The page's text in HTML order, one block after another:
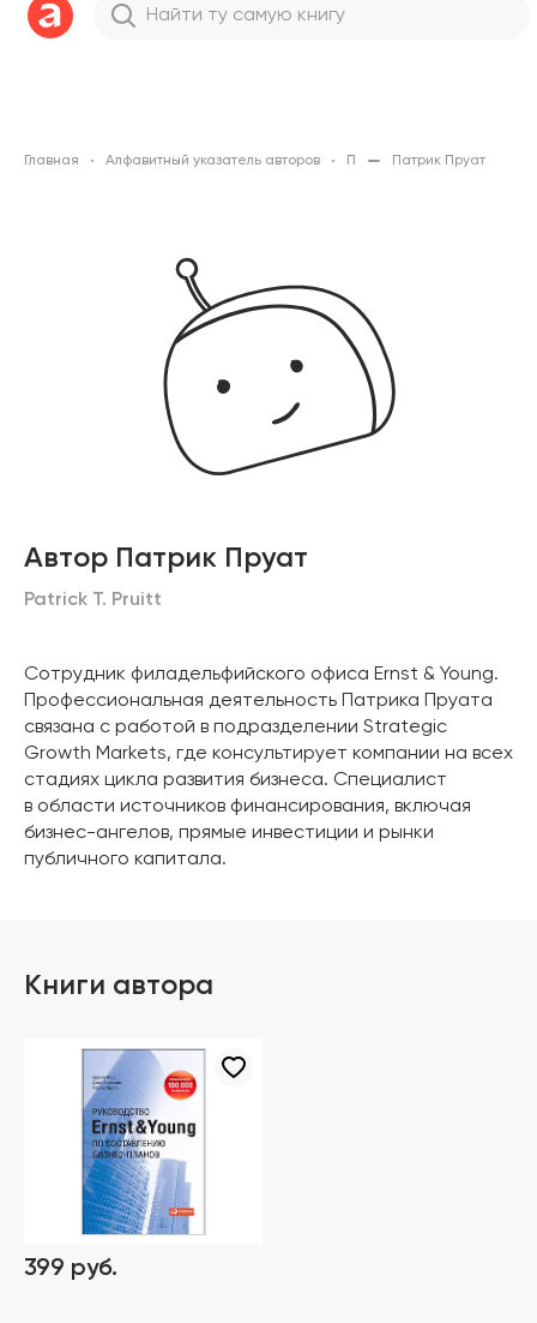
Главная Алфавитный указатель авторов П Патрик Пруат
Автор Патрик Пруат
Patrick T. Pruitt
Сотрудник филадельфийского офиса Ernst & Young.
Профессиональная деятельность Патрика Пруата
связана с работой в подразделении Strategic
Growth Markets, где консультирует компании на всех
стадиях цикла развития бизнеса. Специалист
в области источников финансирования, включая
бизнес-ангелов, прямые инвестиции и рынки
публичного капитала.
Книги автора
399 руб.